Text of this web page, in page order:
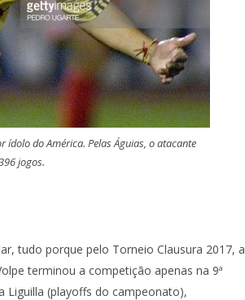
do América. Pelas Águias, o atacante
jogos.
tudo porque pelo Torneio Clausura 2017, a
terminou a competição apenas na 9ª
Liguilla (playoffs do campeonato),